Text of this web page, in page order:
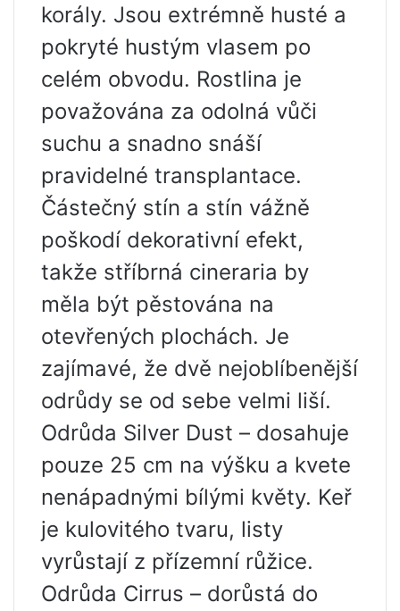
korály. Jsou extrémně husté a
pokryté hustým vlasem po
celém obvodu. Rostlina je
považována za odolná vůči
suchu a snadno snáší
pravidelné transplantace.
Částečný stín a stín vážně
poškodí dekorativní efekt,
takže stříbrná cineraria by
měla být pěstována na
otevřených plochách. Je
zajímavé, že dvě nejoblíbenější
odrůdy se od sebe velmi liší.
Odrůda Silver Dust – dosahuje
pouze 25 cm na výšku a kvete
nenápadnými bílými květy. Keř
je kulovitého tvaru, listy
vyrůstají z přízemní růžice.
Odrůda Cirrus – dorůstá do